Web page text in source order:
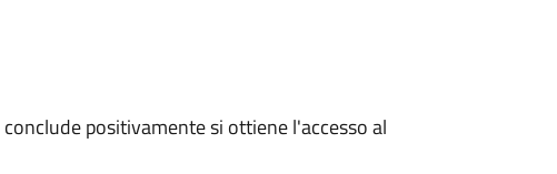
positivamente si ottiene l'accesso al